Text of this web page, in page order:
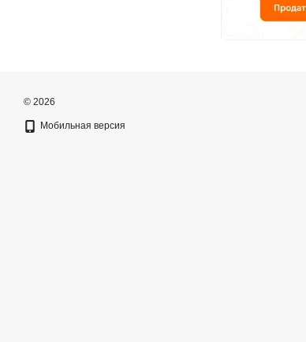
© 2026
Мобильная версия